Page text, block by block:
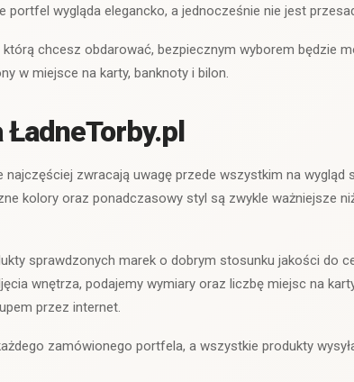
portfel wygląda elegancko, a jednocześnie nie jest
chcesz obdarować, bezpiecznym wyborem będzie
w miejsce na karty, banknoty i bilon.
zwracają uwagę przede wszystkim na wygląd
kolory oraz ponadczasowy styl są zwykle ważniejsze
sprawdzonych marek o dobrym stosunku jakości do
wnętrza, podajemy wymiary oraz liczbę miejsc na
przez internet.
zamówionego portfela, a wszystkie produkty